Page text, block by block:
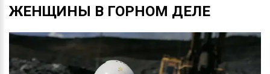
ЖЕНЩИНЫ В ГОРНОМ ДЕЛЕ